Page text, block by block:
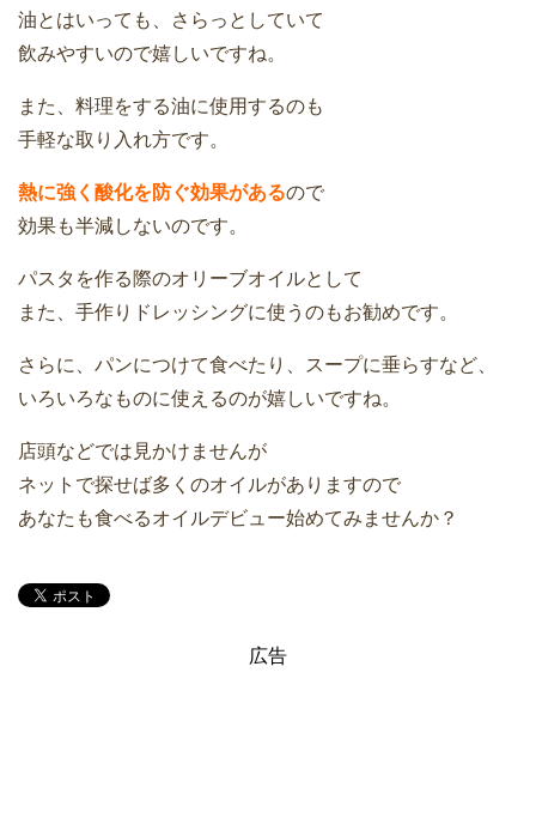
油とはいっても、さらっとしていて
飲みやすいので嬉しいですね。
また、料理をする油に使用するのも
手軽な取り入れ方です。
熱に強く酸化を防ぐ効果があるので
効果も半減しないのです。
パスタを作る際のオリーブオイルとして
また、手作りドレッシングに使うのもお勧めです。
さらに、パンにつけて食べたり、スープに垂らすなど、
いろいろなものに使えるのが嬉しいですね。
店頭などでは見かけませんが
ネットで探せば多くのオイルがありますので
あなたも食べるオイルデビュー始めてみませんか？
広告